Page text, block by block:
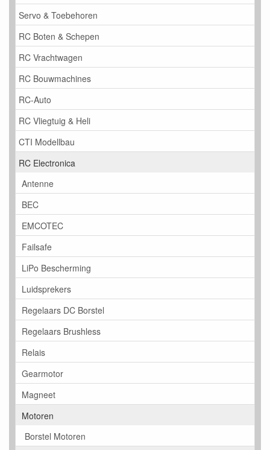
Servo & Toebehoren
RC Boten & Schepen
RC Vrachtwagen
RC Bouwmachines
RC-Auto
RC Vliegtuig & Heli
CTI Modellbau
RC Electronica
Antenne
BEC
EMCOTEC
Failsafe
LiPo Bescherming
Luidsprekers
Regelaars DC Borstel
Regelaars Brushless
Relais
Gearmotor
Magneet
Motoren
Borstel Motoren